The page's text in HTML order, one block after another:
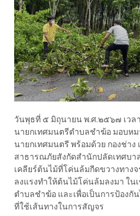
วันพุธที่ ๕ มิถุนายน พ.ศ.๒๕๖๗ เวล
นายกเทศมนตรีตำบลชำฆ้อ มอบหม
นายกเทศมนตรี พร้อมด้วย กองช่าง
สาธารณภัยสังกัดสำนักปลัดเทศบ
เคลียร์ต้นไม้ที่โค่นล้มกีดขวางทาง
ลงแรงทำให้ต้นไม้โค่นล้มลงมา ใ
ตำบลชำฆ้อ และเพื่อเป็นการป้องกั
ที่ใช้เส้นทางในการสัญจร